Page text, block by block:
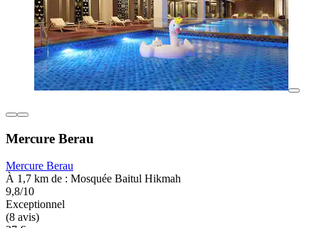
Mercure Berau
Mercure Berau
À 1,7 km de : Mosquée Baitul Hikmah
9,8/10
Exceptionnel
(8 avis)